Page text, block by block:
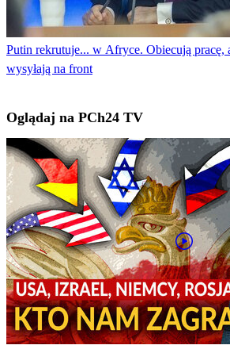
Putin rekrutuje... w Afryce. Obiecują pracę,
wysyłają na front
Oglądaj na PCh24 TV